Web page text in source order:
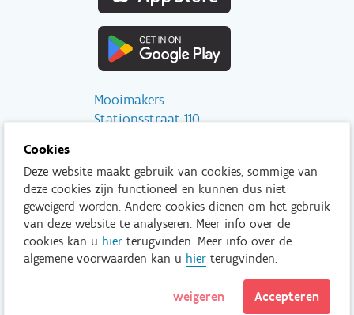
Mooimakers
Stationsstraat 110
info@mooimakers.be
015 28 41 56
Tenzij anders vermeld is het niet toegestaan om inhoud van deze
website te kopiëren, reproduceren, aan te passen en/of onder
een andere vorm te publiceren zonder voorafgaand en
uitdrukkelijk akkoord van Mooimakers.
© Mooimakers.be 2026
Cookies
Deze website maakt gebruik van cookies, sommige van
deze cookies zijn functioneel en kunnen dus niet
geweigerd worden. Andere cookies dienen om het gebruik
van deze website te analyseren. Meer info over de
cookies kan u hier terugvinden. Meer info over de
algemene voorwaarden kan u hier terugvinden.
weigeren Accepteren